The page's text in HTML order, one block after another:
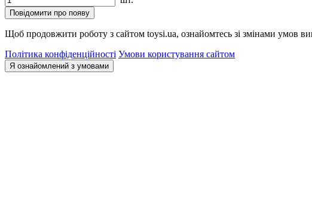
Повідомити про появу
Щоб продовжити роботу з сайтом toysi.ua, ознайомтесь зі змінами умов
Політика конфіденційності Умови користування сайтом
Я ознайомлений з умовами